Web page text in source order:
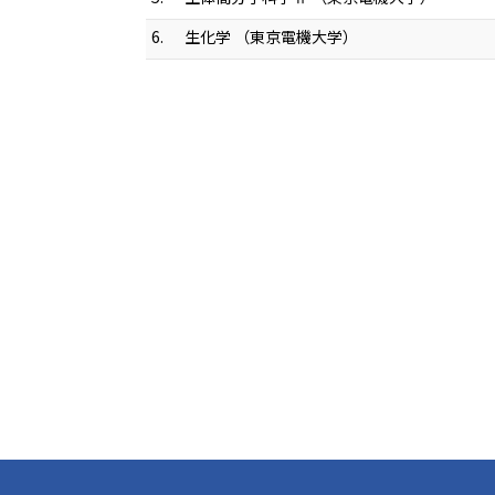
6.
生化学 （東京電機大学）